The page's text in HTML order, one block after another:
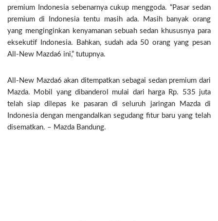
premium Indonesia sebenarnya cukup menggoda. “Pasar sedan
premium di Indonesia tentu masih ada. Masih banyak orang
yang menginginkan kenyamanan sebuah sedan khususnya para
eksekutif Indonesia. Bahkan, sudah ada 50 orang yang pesan
All-New Mazda6 ini,” tutupnya.
All-New Mazda6 akan ditempatkan sebagai sedan premium dari
Mazda. Mobil yang dibanderol mulai dari harga Rp. 535 juta
telah siap dilepas ke pasaran di seluruh jaringan Mazda di
Indonesia dengan mengandalkan segudang fitur baru yang telah
disematkan. – Mazda Bandung.